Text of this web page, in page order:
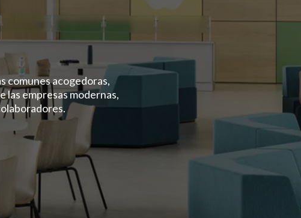
comunes acogedoras,
las empresas modernas,